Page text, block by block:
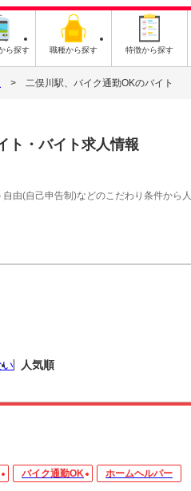
ら探す 職種から探す 特徴から探す
二俣川駅、バイク通勤OKのバイト
ト・バイト求人情報
由(自己申告制)などのこだわり条件から
い 人気順
バイク通勤OK ホームヘルパー